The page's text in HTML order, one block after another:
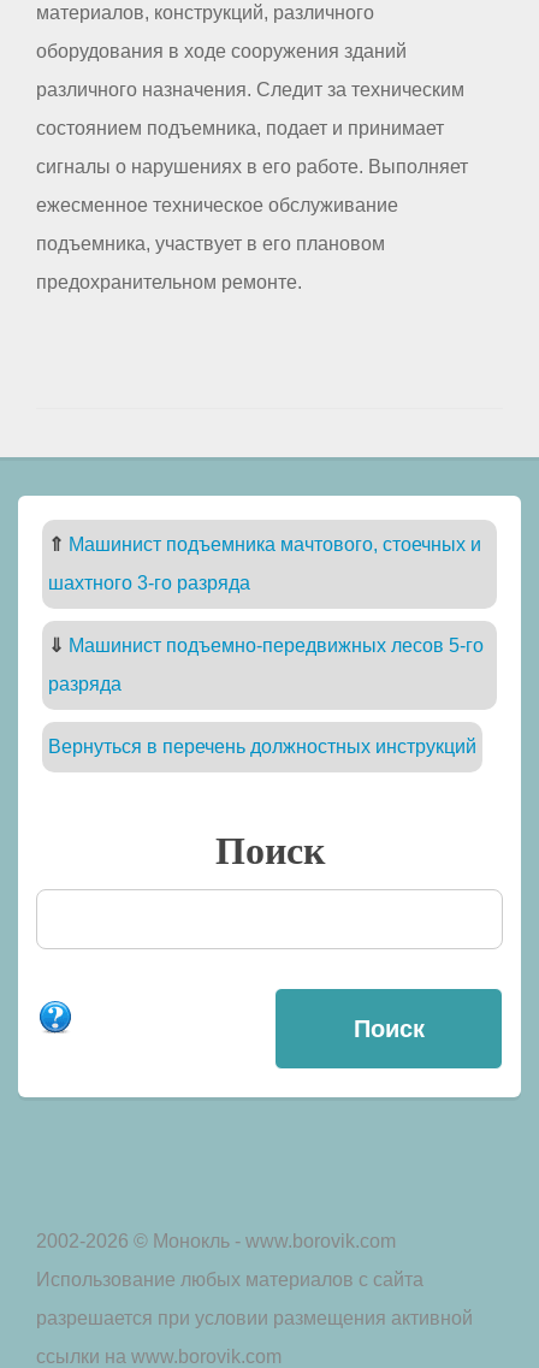
материалов, конструкций, различного
оборудования в ходе сооружения зданий
различного назначения. Следит за техническим
состоянием подъемника, подает и принимает
сигналы о нарушениях в его работе. Выполняет
ежесменное техническое обслуживание
подъемника, участвует в его плановом
предохранительном ремонте.
⇑ Машинист подъемника мачтового, стоечных и
шахтного 3-го разряда
⇓ Машинист подъемно-передвижных лесов 5-го
разряда
Вернуться в перечень должностных инструкций
Поиск
2002-2026 © Монокль - www.borovik.com
Использование любых материалов с сайта
разрешается при условии размещения активной
ссылки на www.borovik.com